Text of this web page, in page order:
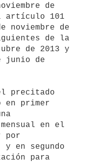
de
artículo 101
noviembre de
de la
de 2013 y
junio de
en primer
mensual en el
por
y en segundo
para